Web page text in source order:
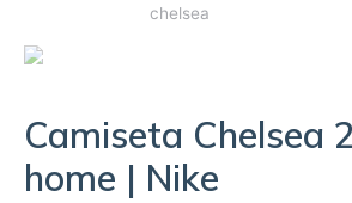
Camiseta Chelsea
home | Nike